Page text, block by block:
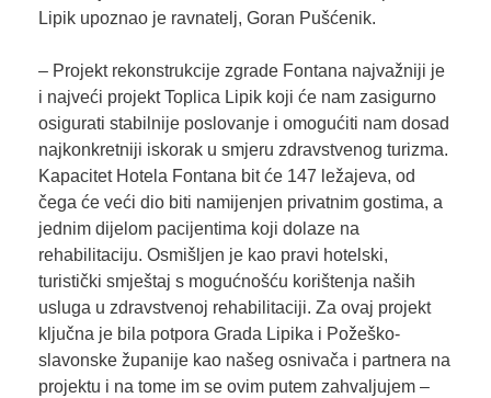
Lipik upoznao je ravnatelj, Goran Pušćenik.
– Projekt rekonstrukcije zgrade Fontana najvažniji je
i najveći projekt Toplica Lipik koji će nam zasigurno
osigurati stabilnije poslovanje i omogućiti nam dosad
najkonkretniji iskorak u smjeru zdravstvenog turizma.
Kapacitet Hotela Fontana bit će 147 ležajeva, od
čega će veći dio biti namijenjen privatnim gostima, a
jednim dijelom pacijentima koji dolaze na
rehabilitaciju. Osmišljen je kao pravi hotelski,
turistički smještaj s mogućnošću korištenja naših
usluga u zdravstvenoj rehabilitaciji. Za ovaj projekt
ključna je bila potpora Grada Lipika i Požeško-
slavonske županije kao našeg osnivača i partnera na
projektu i na tome im se ovim putem zahvaljujem –